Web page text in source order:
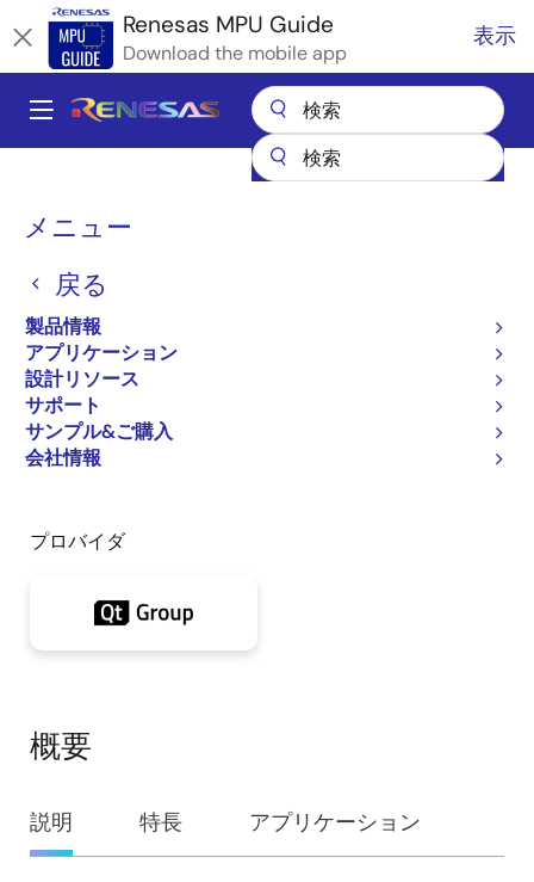
イ
ン
Renesas MPU Guide
Download the mobile app
表示
Main
メニュー
戻る
製品情報
アプリケーション
設計リソース
サポート
サンプル&ご購入
会社情報
パ
く
ず
マイクロコントローラとマイクロプロセッサ
Qt Design Studio
Qt Design Studio
ページセクションへ移動：
プロバイダ
概要
概
要
説明 特長 アプリケーション